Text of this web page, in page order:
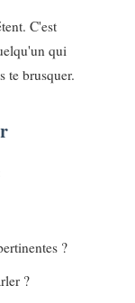
C'est
qui
te brusquer.
?
?